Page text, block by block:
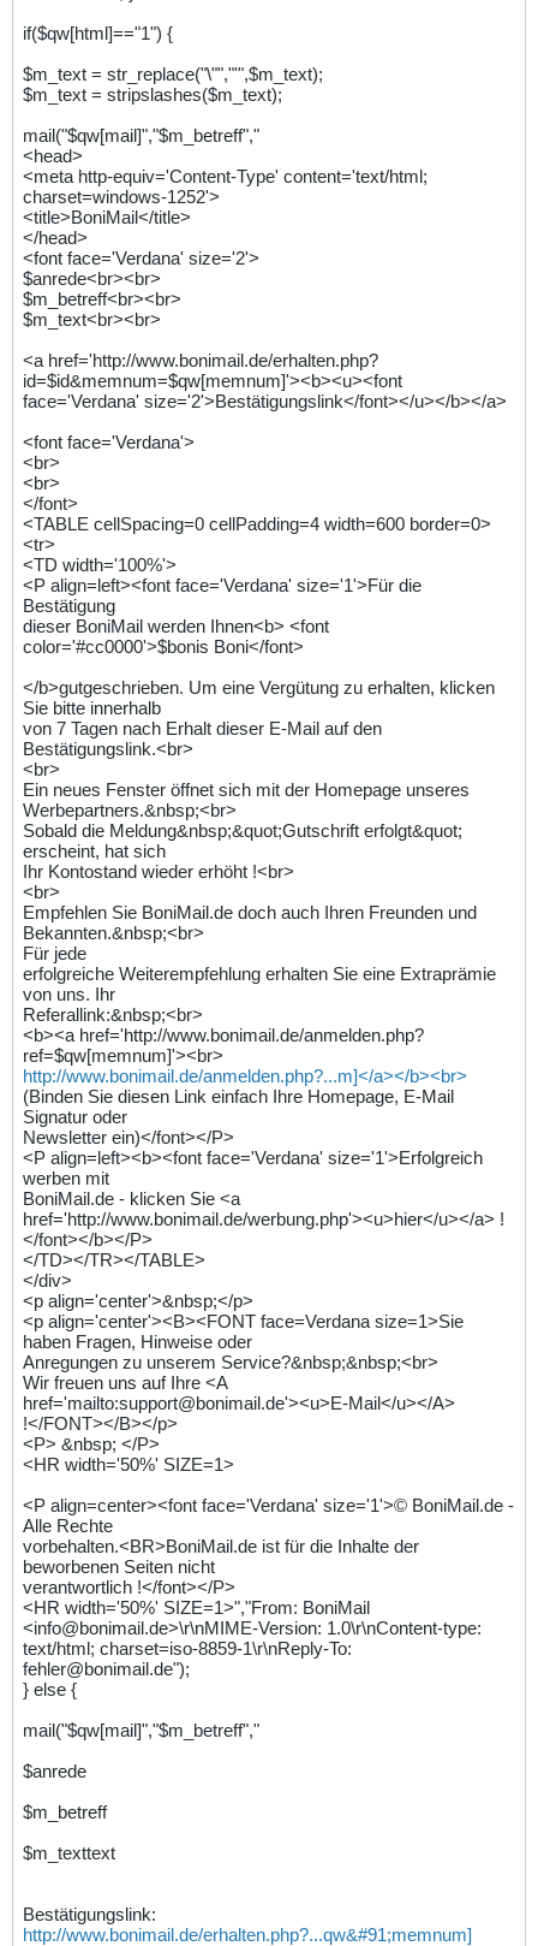
if($qw[html]=="1") {
$m_text = str_replace("\"","'",$m_text);
$m_text = stripslashes($m_text);
mail("$qw[mail]","$m_betreff","
<head>
<meta http-equiv='Content-Type' content='text/html;
charset=windows-1252'>
<title>BoniMail</title>
</head>
<font face='Verdana' size='2'>
$anrede<br><br>
$m_betreff<br><br>
$m_text<br><br>
<a href='http://www.bonimail.de/erhalten.php?
id=$id&memnum=$qw[memnum]'><b><u><font
face='Verdana' size='2'>Bestätigungslink</font></u></b></a>
<font face='Verdana'>
<br>
<br>
</font>
<TABLE cellSpacing=0 cellPadding=4 width=600 border=0>
<tr>
<TD width='100%'>
<P align=left><font face='Verdana' size='1'>Für die
Bestätigung
dieser BoniMail werden Ihnen<b> <font
color='#cc0000'>$bonis Boni</font>
</b>gutgeschrieben. Um eine Vergütung zu erhalten, klicken
Sie bitte innerhalb
von 7 Tagen nach Erhalt dieser E-Mail auf den
Bestätigungslink.<br>
<br>
Ein neues Fenster öffnet sich mit der Homepage unseres
Werbepartners.&nbsp;<br>
Sobald die Meldung&nbsp;&quot;Gutschrift erfolgt&quot;
erscheint, hat sich
Ihr Kontostand wieder erhöht !<br>
<br>
Empfehlen Sie BoniMail.de doch auch Ihren Freunden und
Bekannten.&nbsp;<br>
Für jede
erfolgreiche Weiterempfehlung erhalten Sie eine Extraprämie
von uns. Ihr
Referallink:&nbsp;<br>
<b><a href='http://www.bonimail.de/anmelden.php?
ref=$qw[memnum]'><br>
http://www.bonimail.de/anmelden.php?...m]</a></b><br>
(Binden Sie diesen Link einfach Ihre Homepage, E-Mail
Signatur oder
Newsletter ein)</font></P>
<P align=left><b><font face='Verdana' size='1'>Erfolgreich
werben mit
BoniMail.de - klicken Sie <a
href='http://www.bonimail.de/werbung.php'><u>hier</u></a> !
</font></b></P>
</TD></TR></TABLE>
</div>
<p align='center'>&nbsp;</p>
<p align='center'><B><FONT face=Verdana size=1>Sie
haben Fragen, Hinweise oder
Anregungen zu unserem Service?&nbsp;&nbsp;<br>
Wir freuen uns auf Ihre <A
href='mailto:support@bonimail.de'><u>E-Mail</u></A>
!</FONT></B></p>
<P> &nbsp; </P>
<HR width='50%' SIZE=1>
<P align=center><font face='Verdana' size='1'>© BoniMail.de -
Alle Rechte
vorbehalten.<BR>BoniMail.de ist für die Inhalte der
beworbenen Seiten nicht
verantwortlich !</font></P>
<HR width='50%' SIZE=1>","From: BoniMail
<info@bonimail.de>\r\nMIME-Version: 1.0\r\nContent-type:
text/html; charset=iso-8859-1\r\nReply-To:
fehler@bonimail.de");
} else {
mail("$qw[mail]","$m_betreff","
$anrede
$m_betreff
$m_texttext
Bestätigungslink:
http://www.bonimail.de/erhalten.php?...qw&#91;memnum]